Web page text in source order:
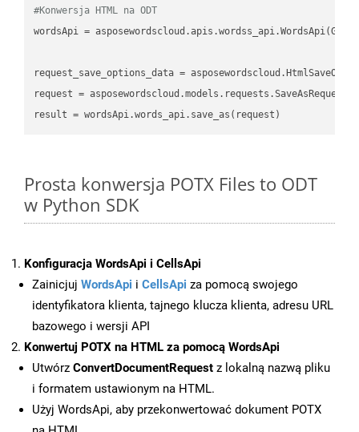
#Konwersja HTML na ODT
wordsApi =
request_save_options_data =
request =
Prosta konwersja POTX Files to ODT
w Python SDK
Konfiguracja WordsApi i CellsApi
Zainicjuj WordsApi i CellsApi za pomocą swojego
identyfikatora klienta, tajnego klucza klienta, adresu URL
bazowego i wersji API
Konwertuj POTX na HTML za pomocą WordsApi
Utwórz ConvertDocumentRequest z lokalną nazwą pliku
i formatem ustawionym na HTML.
Użyj WordsApi, aby przekonwertować dokument POTX